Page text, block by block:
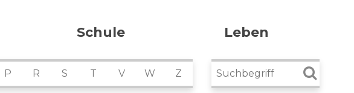
Schule Leben
P R S T V W Z
Suchbegriff